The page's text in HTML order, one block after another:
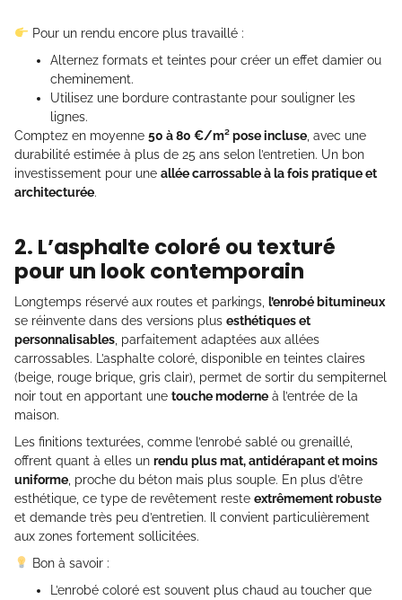
Pour un rendu encore plus travaillé :
Alternez formats et teintes pour créer un effet damier ou
cheminement.
Utilisez une bordure contrastante pour souligner les
lignes.
Comptez en moyenne 50 à 80 €/m² pose incluse , avec une
durabilité estimée à plus de 25 ans selon l’entretien. Un bon
investissement pour une allée carrossable à la fois pratique et
architecturée.
2. L’asphalte coloré ou texturé
pour un look contemporain
Longtemps réservé aux routes et parkings, l’enrobé bitumineux
se réinvente dans des versions plus esthétiques et
personnalisables , parfaitement adaptées aux allées
carrossables. L’asphalte coloré, disponible en teintes claires
(beige, rouge brique, gris clair), permet de sortir du sempiternel
noir tout en apportant une touche moderne à l’entrée de la
maison.
Les finitions texturées, comme l’enrobé sablé ou grenaillé,
offrent quant à elles un rendu plus mat, antidérapant et moins
uniforme , proche du béton mais plus souple. En plus d’être
esthétique, ce type de revêtement reste extrêmement robuste
et demande très peu d’entretien. Il convient particulièrement
aux zones fortement sollicitées.
Bon à savoir :
L’enrobé coloré est souvent plus chaud au toucher que